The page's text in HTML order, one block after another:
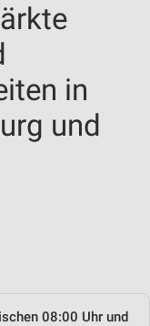
in
und
08:00 Uhr und